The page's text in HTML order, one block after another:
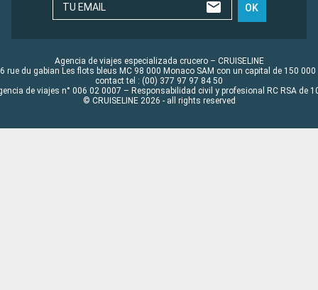
TU EMAIL OK
Agencia de viajes especializada crucero – CRUISELINE
rue du gabian Les flots bleus MC 98 000 Monaco SAM con un capital de 150 000
contact tel : (00) 377 97 97 84 50
de viajes n° 006 02 0007 – Responsabilidad civil y profesional RC RSA de
© CRUISELINE 2026 - all rights reserved